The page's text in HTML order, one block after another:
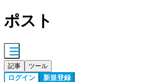
ポスト
記事 ツール
ログイン 新規登録